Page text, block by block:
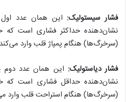
فشار سیستولیک: این همان عدد
نشان‌دهنده حداکثر فشاری است که
(سرخرگ‌ها) هنگام پمپاژ قلب وارد
فشار دیاستولیک: این همان عدد دوم
نشان‌دهنده حداقل فشاری است که
(سرخرگ‌ها) هنگام استراحت قلب وارد